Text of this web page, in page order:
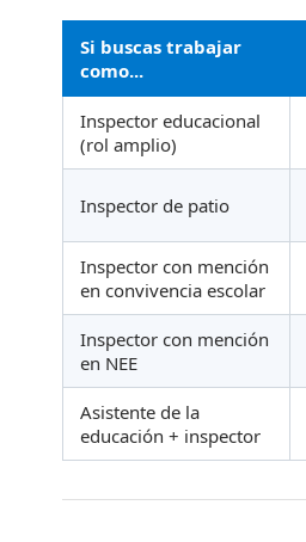
Si buscas trabajar
como...
Inspector educacional
(rol amplio)
Inspector de patio
Inspector con mención
en convivencia escolar
Inspector con mención
en NEE
Asistente de la
educación + inspector